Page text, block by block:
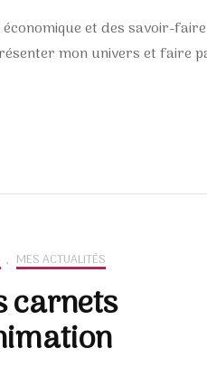
et des savoir-
mon univers et faire
, MES ACTUALITÉS
carnets